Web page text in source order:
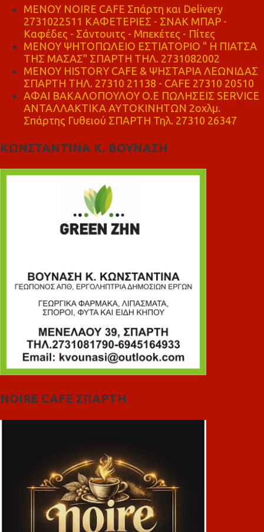
MENOY NOIRE CAFE Σπάρτη και Delivery
2731022511 ΚΑΦΕΤΕΡΙΕΣ - ΣΝΑΚ ΜΠΑΡ -
Καφέδες - Σάντουιτς - Μπεκέτες - Πίτες
ΜΕΝΟΥ ΨΗΤΟΠΩΛΕΙΟ ΕΣΤΙΑΤΟΡΙΟ " Η ΠΙΑΤΣΑ
ΤΗΣ ΜΑΣΑΣ" ΣΠΑΡΤΗ ΤΗΛ. 2731082002
ΜΕΝΟΥ HISTORY CAFE & ΨΗΣΤΑΡΙΑ ΛΕΩΝΙΔΑΣ
ΣΠΑΡΤΗ ΤΗΛ. 27310 21138 - CAFE 27310 20510
ΑΦΑΙ ΒΑΚΑΛΟΠΟΥΛΟΥ Ο.Ε ΠΩΛΗΣΕΙΣ SERVICE
ΑΝΤΑΛΛΑΚΤΙΚΑ ΑΥΤΟΚΙΝΗΤΩΝ 2οχλμ.
Σπάρτης Γυθειού ΣΠΑΡΤΗ Τηλ. 27310 26347
ΚΩΝΣΤΑΝΤΙΝΑ Κ. ΒΟΥΝΑΣΗ
NOIRE CAFE ΣΠΑΡΤΗ